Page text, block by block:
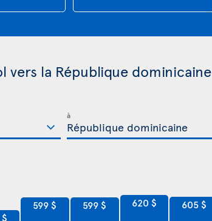
la République dominicaine
à
599 $ 599 $ 620 $ 605 $